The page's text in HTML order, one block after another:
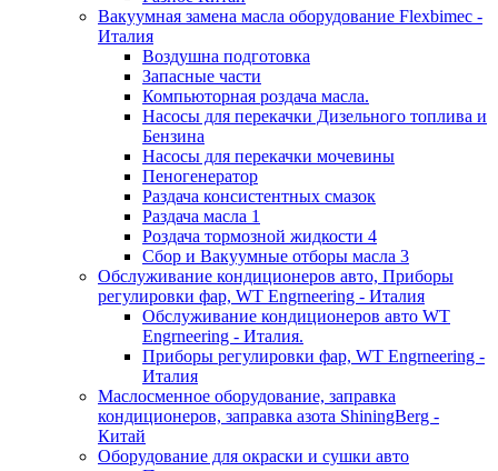
Вакуумная замена масла оборудование Flexbimeс -
Италия
Воздушна подготовка
Запасные части
Компьюторная роздача масла.
Насосы для перекачки Дизельного топлива и
Бензина
Насосы для перекачки мочевины
Пеногенератор
Раздача консистентных смазок
Раздача масла 1
Роздача тормозной жидкости 4
Сбор и Вакуумные отборы масла 3
Обслуживание кондиционеров авто, Приборы
регулировки фар, WT Engrneering - Италия
Обслуживание кондиционеров авто WT
Engrneering - Италия.
Приборы регулировки фар, WT Engrneering -
Италия
Маслосменное оборудование, заправка
кондиционеров, заправка азота ShiningBerg -
Китай
Оборудование для окраски и сушки авто